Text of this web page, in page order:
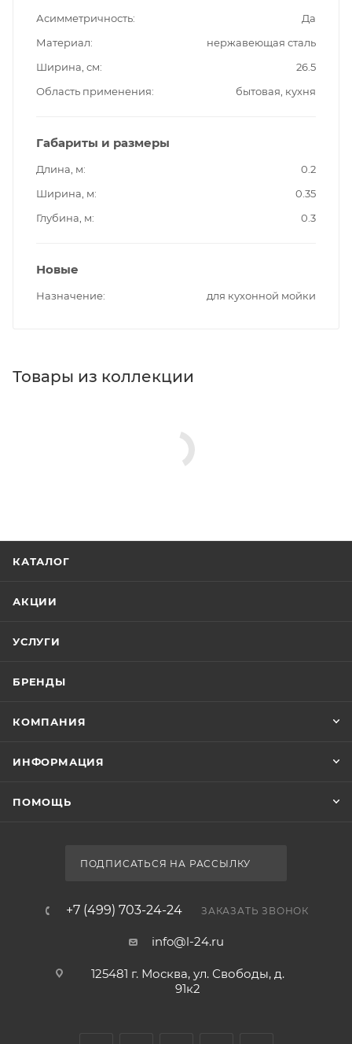
Асимметричность
Да
Материал
нержавеющая сталь
Ширина, см
26.5
Область применения
бытовая, кухня
Габариты и размеры
Длина, м
0.2
Ширина, м
0.35
Глубина, м
0.3
Новые
Назначение для кухонной мойки
Товары из коллекции
КАТАЛОГ
АКЦИИ
УСЛУГИ
БРЕНДЫ
КОМПАНИЯ
ИНФОРМАЦИЯ
ПОМОЩЬ
ПОДПИСАТЬСЯ НА РАССЫЛКУ
+7 (499) 703-24-24 ЗАКАЗАТЬ ЗВОНОК
info@l-24.ru
125481 г. Москва, ул. Свободы, д.
91к2